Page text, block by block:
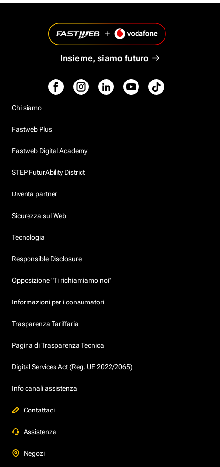
Insieme, siamo futuro
Chi siamo
Fastweb Plus
Fastweb Digital Academy
STEP FuturAbility District
Diventa partner
Sicurezza sul Web
Tecnologia
Responsible Disclosure
Opposizione "Ti richiamiamo noi"
Informazioni per i consumatori
Trasparenza Tariffaria
Pagina di Trasparenza Tecnica
Digital Services Act (Reg. UE 2022/2065)
Info canali assistenza
Contattaci
Assistenza
Negozi